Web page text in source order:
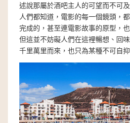
述說那屬於酒吧主人的可望而不可
人們都知道，電影的每一個鏡頭，
完成的，甚至連電影故事的原型，
但這並不妨礙人們在這裡暢想、回
千里萬里而來，也只為某種不可自